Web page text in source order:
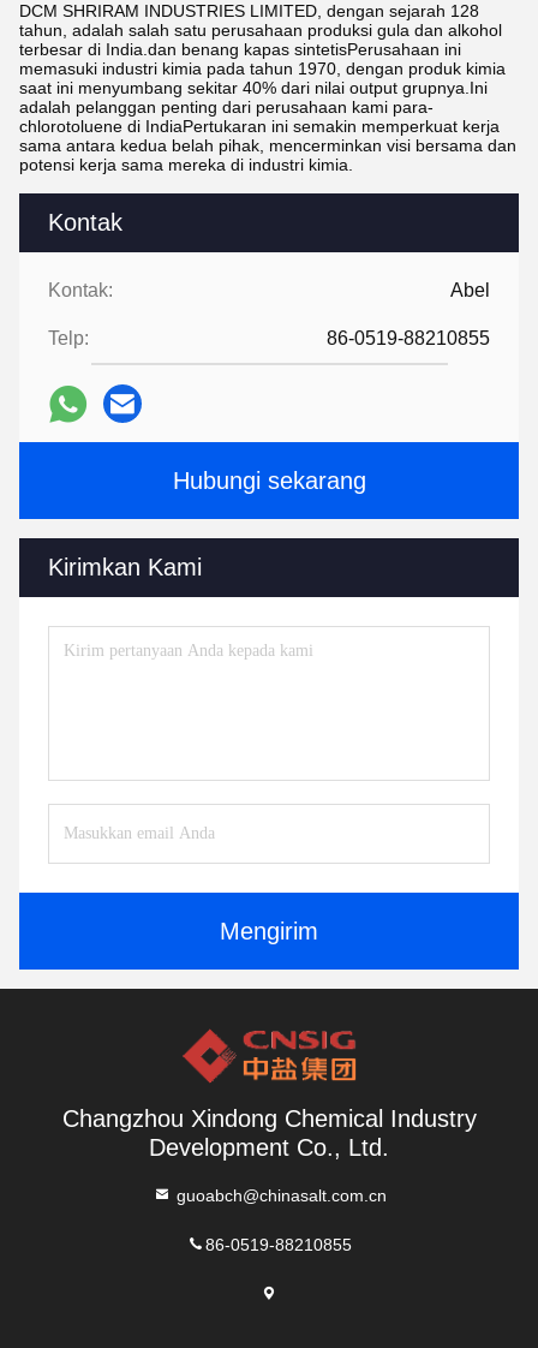
Kontak
Kontak: Abel
Telp: 86-0519-88210855
Hubungi sekarang
Kirimkan Kami
Mengirim
DCM SHRIRAM INDUSTRIES LIMITED, dengan sejarah 128
tahun, adalah salah satu perusahaan produksi gula dan alkohol
terbesar di India.dan benang kapas sintetisPerusahaan ini
memasuki industri kimia pada tahun 1970, dengan produk kimia
saat ini menyumbang sekitar 40% dari nilai output grupnya.Ini
adalah pelanggan penting dari perusahaan kami para-
chlorotoluene di IndiaPertukaran ini semakin memperkuat kerja
sama antara kedua belah pihak, mencerminkan visi bersama dan
potensi kerja sama mereka di industri kimia.
Changzhou Xindong Chemical Industry
Development Co., Ltd.
guoabch@chinasalt.com.cn
86-0519-88210855